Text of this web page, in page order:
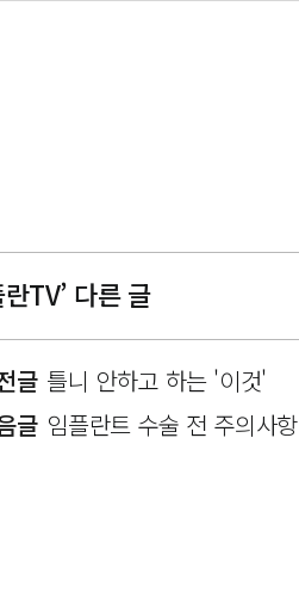
란TV’ 다른 글
글 틀니 안하고 하는 '이것'
글 임플란트 수술 전 주의사항